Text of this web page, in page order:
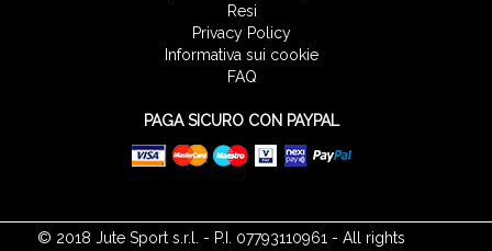
Resi
Privacy Policy
Informativa sui cookie
FAQ
PAGA SICURO CON PAYPAL
© 2018 Jute Sport s.r.l. - P.I. 07793110961 - All rights